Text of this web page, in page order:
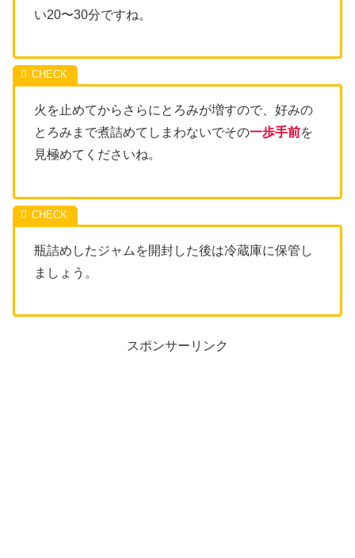
い20〜30分ですね。
火を止めてからさらにとろみが増すので、好みの
とろみまで煮詰めてしまわないでその一歩手前を
見極めてくださいね。
瓶詰めしたジャムを開封した後は冷蔵庫に保管し
ましょう。
スポンサーリンク